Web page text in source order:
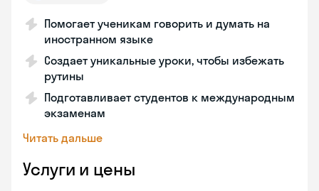
Помогает ученикам говорить и думать на
иностранном языке
Создает уникальные уроки, чтобы избежать
рутины
Подготавливает студентов к международным
экзаменам
Читать дальше
Услуги и цены